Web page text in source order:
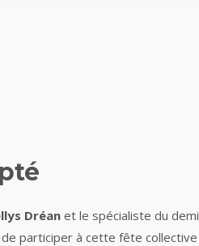
Dréanet le spécialiste du
participer à cette fête collective